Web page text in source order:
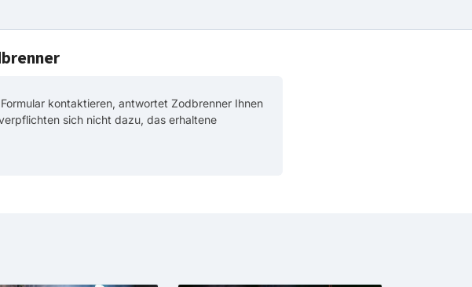
kontaktieren, antwortet Zodbrenner Ihnen
sich nicht dazu, das erhaltene